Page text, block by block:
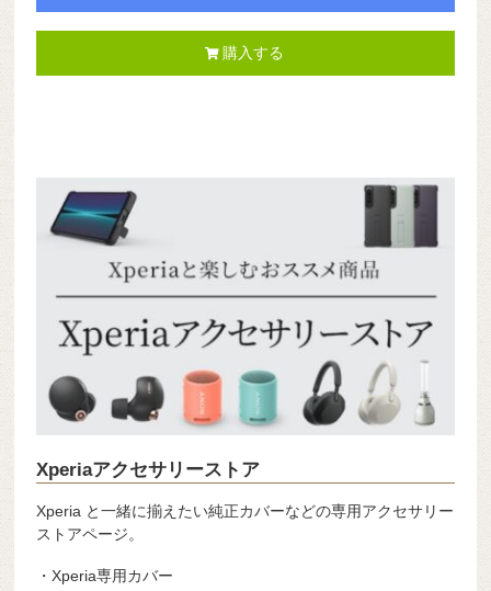
購入する
Xperiaアクセサリーストア
Xperia と一緒に揃えたい純正カバーなどの専用アクセサリー
ストアページ。
・Xperia専用カバー